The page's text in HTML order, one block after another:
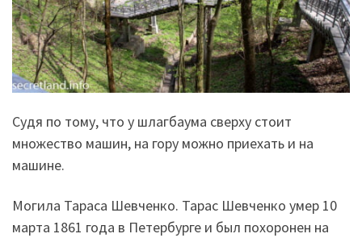
Судя по тому, что у шлагбаума сверху стоит
множество машин, на гору можно приехать и на
машине.
Могила Тараса Шевченко. Тарас Шевченко умер 10
марта 1861 года в Петербурге и был похоронен на